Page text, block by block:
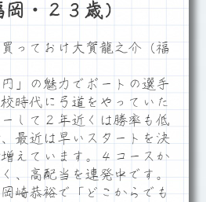
・２３歳）
っておけ大賀龍之介（福
」の魅力でボートの選手
時代に弓道をやっていた
して２年近くは勝率も低
最近は早いスタートを決
えています。４コースか
、高配当を連発中です。
崎恭裕で「どこからでも